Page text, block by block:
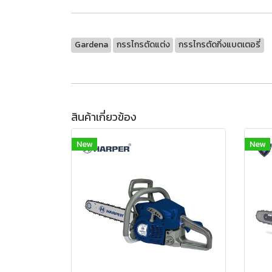
Gardena กรรไกรตัดแต่ง กรรไกรตัดกิ่งแบตเตอรี่
สินค้าเกี่ยวข้อง
New New